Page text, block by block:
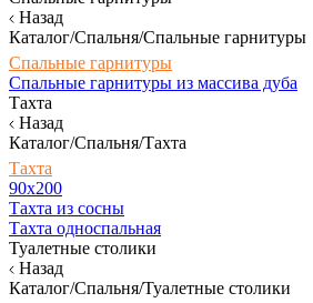
Назад
Каталог/Спальня/Спальные гарнитуры
Спальные гарнитуры
Спальные гарнитуры из массива дуба
Тахта
Назад
Каталог/Спальня/Тахта
Тахта
90х200
Тахта из сосны
Тахта односпальная
Туалетные столики
Назад
Каталог/Спальня/Туалетные столики